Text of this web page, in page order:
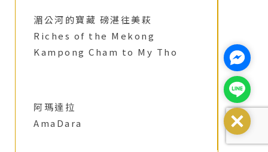
湄公河的寶藏 磅湛往美萩
Riches of the Mekong
Kampong Cham to My Tho
阿瑪達拉
AmaDara
Line@
Close